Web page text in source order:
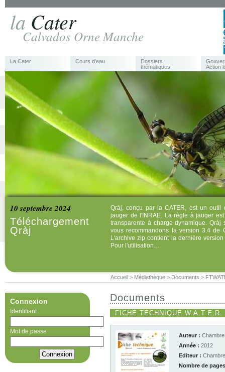
la Cater
Calvados Orne Manche
La Cater Cours d'eau
Dossiers
thématiques
Action
10 septembre 2024
Téléchargement
Qràj
Qràj, conçu par la CATER, est un
jauger de l'INRAE. La règle à jauger
transparente à charge dynamique.
vous recommandons la version 3.4 de
L'archive zip contient la dernière
Pour l'utilisation…
Accueil > Médiathèque > Documents >
Connexion
Identifiant
Mot de passe
Documents
FICHE TECHNIQUE
Auteur :
Année : 2012
Editeur :
Nombre de